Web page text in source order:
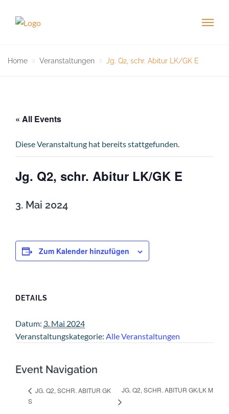
Home Veranstaltungen Jg. Q2, schr. Abitur LK/GK E
« All Events
Diese Veranstaltung hat bereits stattgefunden.
Jg. Q2, schr. Abitur LK/GK E
3. Mai 2024
Zum Kalender hinzufügen
DETAILS
Datum: 3. Mai 2024
Veranstaltungskategorie: Alle Veranstaltungen
Event Navigation
JG. Q2, SCHR. ABITUR GK
S
JG. Q2, SCHR. ABITUR GK/LK M